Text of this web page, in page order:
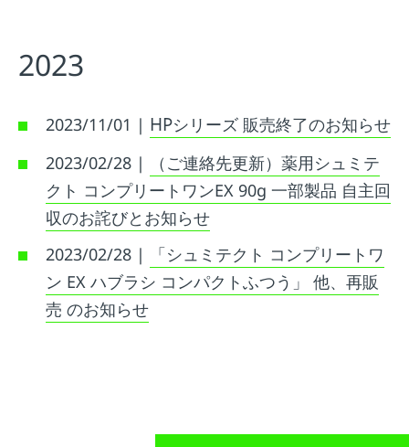
2023
2023/11/01 | HPシリーズ 販売終了のお知らせ
2023/02/28 |
（ご連絡先更新）薬用シュミテ
クト コンプリートワンEX 90g 一部製品 自主回
収のお詫びとお知らせ
2023/02/28 |
「シュミテクト コンプリートワ
ン EX ハブラシ コンパクトふつう」 他、再販
売 のお知らせ